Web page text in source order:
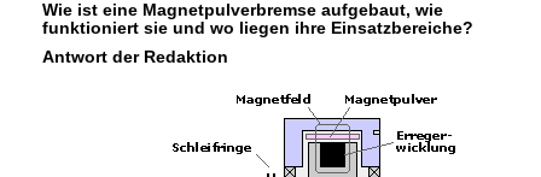
Wie ist eine Magnetpulverbremse aufgebaut, wie
funktioniert sie und wo liegen ihre Einsatzbereiche?
Antwort der Redaktion